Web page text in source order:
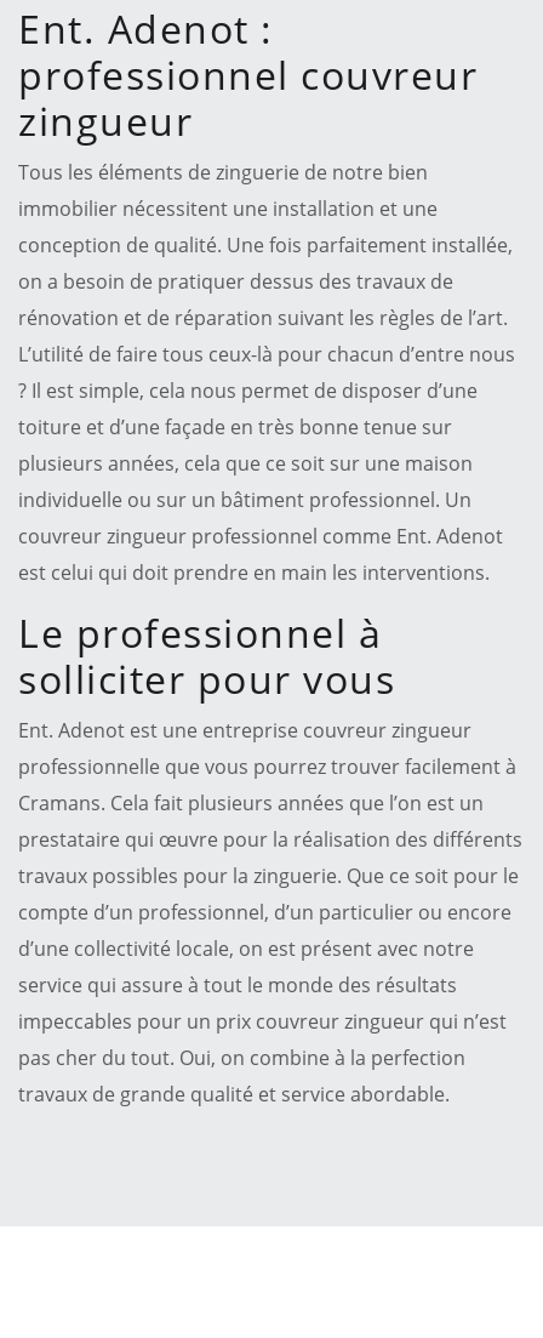
Ent. Adenot :
professionnel couvreur
zingueur
Tous les éléments de zinguerie de notre bien
immobilier nécessitent une installation et une
conception de qualité. Une fois parfaitement installée,
on a besoin de pratiquer dessus des travaux de
rénovation et de réparation suivant les règles de l’art.
L’utilité de faire tous ceux-là pour chacun d’entre nous
? Il est simple, cela nous permet de disposer d’une
toiture et d’une façade en très bonne tenue sur
plusieurs années, cela que ce soit sur une maison
individuelle ou sur un bâtiment professionnel. Un
couvreur zingueur professionnel comme Ent. Adenot
est celui qui doit prendre en main les interventions.
Le professionnel à
solliciter pour vous
Ent. Adenot est une entreprise couvreur zingueur
professionnelle que vous pourrez trouver facilement à
Cramans. Cela fait plusieurs années que l’on est un
prestataire qui œuvre pour la réalisation des différents
travaux possibles pour la zinguerie. Que ce soit pour le
compte d’un professionnel, d’un particulier ou encore
d’une collectivité locale, on est présent avec notre
service qui assure à tout le monde des résultats
impeccables pour un prix couvreur zingueur qui n’est
pas cher du tout. Oui, on combine à la perfection
travaux de grande qualité et service abordable.